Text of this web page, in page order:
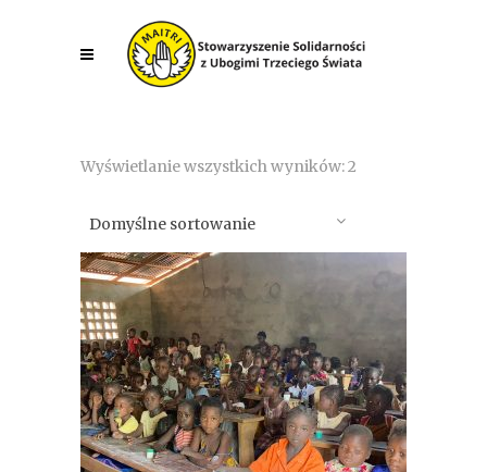
Wyświetlanie wszystkich wyników: 2
Domyślne sortowanie